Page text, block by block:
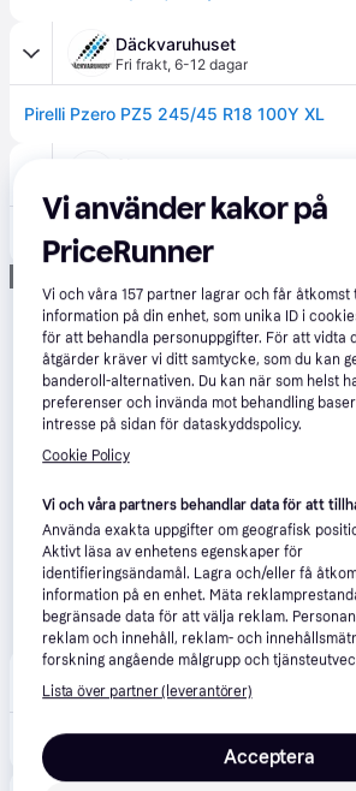
Däckvaruhuset
Fri frakt, 6-12 dagar
Pirelli Pzero PZ5 245/45 R18 100Y XL
Pirelli P-Zero PZ5 - 245/45R18 -
Dack Online
5-7 dagar
Vi använder kakor på
PriceRunner
Vi och våra157 partner lagrar och får åtkomst
information på din enhet, som unika ID i
för att behandla personuppgifter. För att vidta
åtgärder kräver vi ditt samtycke, som du kan
banderoll-alternativen. Du kan när som helst
preferenser och invända mot behandling
intresse på sidan för dataskyddspolicy.
Cookie Policy
Vi och våra partners behandlar data för att
Använda exakta uppgifter om geografisk
Aktivt läsa av enhetens egenskaper för
identifieringsändamål. Lagra och/eller få
information på en enhet. Mäta
begränsade data för att välja reklam.
reklam och innehåll, reklam- och
forskning angående målgrupp och
Lista över partner (leverantörer)
Acceptera